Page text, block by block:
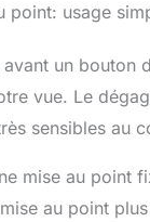
point: usage
avant un
vue. Le
sensibles au
mise au point
au point